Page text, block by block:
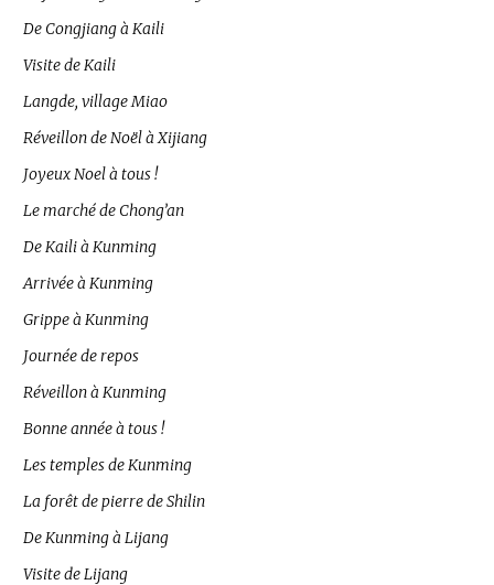
De Congjiang à Kaili
Visite de Kaili
Langde, village Miao
Réveillon de Noël à Xijiang
Joyeux Noel à tous !
Le marché de Chong’an
De Kaili à Kunming
Arrivée à Kunming
Grippe à Kunming
Journée de repos
Réveillon à Kunming
Bonne année à tous !
Les temples de Kunming
La forêt de pierre de Shilin
De Kunming à Lijang
Visite de Lijang